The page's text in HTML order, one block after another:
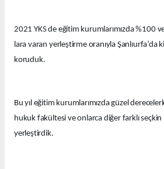
2021 YKS de eğitim kurumlarımızda %100
lara varan yerleştirme oranıyla Şanlıurfa’da
koruduk.
Bu yıl eğitim kurumlarımızda güzel
hukuk fakültesi ve onlarca diğer farklı
yerleştirdik.